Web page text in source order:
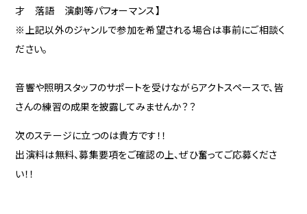
才 落語 演劇等パフォーマンス】
※上記以外のジャンルで参加を希望される場合は事前にご相談く
ださい。
音響や照明スタッフのサポートを受けながらアクトスペースで、皆
さんの練習の成果を披露してみませんか？？
次のステージに立つのは貴方です！！
出演料は無料、募集要項をご確認の上、ぜひ奮ってご応募くださ
い！！